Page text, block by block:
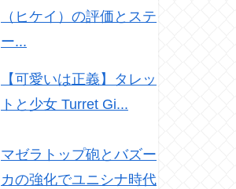
（ヒケイ）の評価とステ
ー...
【可愛いは正義】タレッ
トと少女 Turret Gi...
マゼラトップ砲とバズー
カの強化でユニシナ時代